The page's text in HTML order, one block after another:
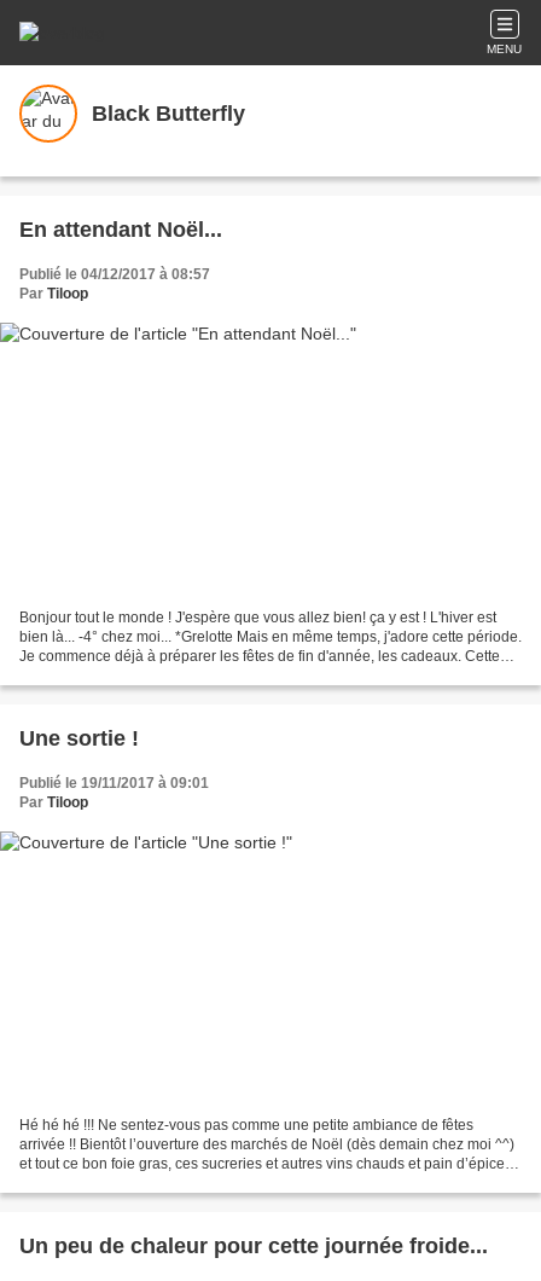
MENU
Black Butterfly
En attendant Noël...
Publié le 04/12/2017 à 08:57
Par Tiloop
Bonjour tout le monde ! J'espère que vous allez bien! ça y est ! L'hiver est
bien là... -4° chez moi... *Grelotte Mais en même temps, j'adore cette période.
Je commence déjà à préparer les fêtes de fin d'année, les cadeaux. Cette
Une sortie !
Publié le 19/11/2017 à 09:01
Par Tiloop
Hé hé hé !!! Ne sentez-vous pas comme une petite ambiance de fêtes
arrivée !! Bientôt l’ouverture des marchés de Noël (dès demain chez moi ^^)
et tout ce bon foie gras, ces sucreries et autres vins chauds et pain d’épices
Un peu de chaleur pour cette journée froide...